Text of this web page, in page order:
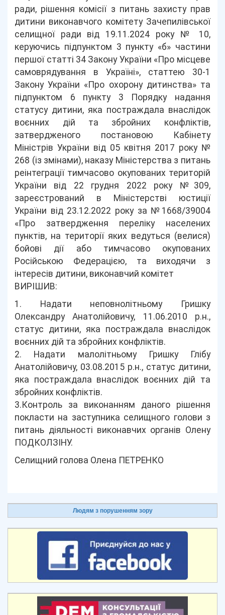
ради, рішення комісії з питань захисту прав
дитини виконавчого комітету Зачепилівської
селищної ради від 19.11.2024 року № 10,
керуючись підпунктом 3 пункту «б» частини
першої статті 34 Закону України «Про місцеве
самоврядування в Україні», статтею 30-1
Закону України «Про охорону дитинства» та
підпунктом 6 пункту 3 Порядку надання
статусу дитини, яка постраждала внаслідок
воєнних дій та збройних конфліктів,
затвердженого постановою Кабінету
Міністрів України від 05 квітня 2017 року №
268 (із змінами), наказу Міністерства з питань
реінтеграції тимчасово окупованих територій
України від 22 грудня 2022 року №309,
зареєстрований в Міністерстві юстиції
України від 23.12.2022 року за №1668/39004
«Про затвердження переліку населених
пунктів, на території яких ведуться (велися)
бойові дії або тимчасово окупованих
Російською Федерацією, та виходячи з
інтересів дитини, виконавчий комітет
ВИРІШИВ:
1. Надати неповнолітньому Гришку
Олександру Анатолійовичу, 11.06.2010 р.н.,
статус дитини, яка постраждала внаслідок
воєнних дій та збройних конфліктів.
2. Надати малолітньому Гришку Глібу
Анатолійовичу, 03.08.2015 р.н., статус дитини,
яка постраждала внаслідок воєнних дій та
збройних конфліктів.
3.Контроль за виконанням даного рішення
покласти на заступника селищного голови з
питань діяльності виконавчих органів Олену
ПОДКОЛЗІНУ.
Селищний голова Олена ПЕТРЕНКО
Людям з порушенням зору